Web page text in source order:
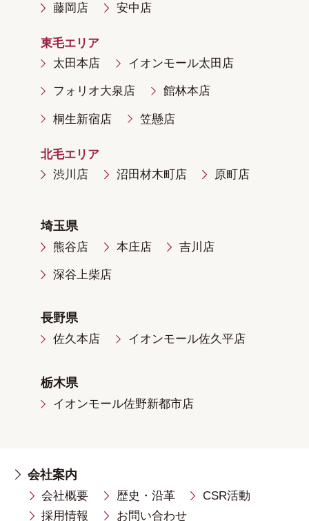
藤岡店 安中店
東毛エリア
太田本店
イオンモール太田店
フォリオ大泉店 館林本店
桐生新宿店 笠懸店
北毛エリア
渋川店
沼田材木町店 原町店
埼玉県
熊谷店 本庄店 吉川店
深谷上柴店
長野県
佐久本店 イオンモール佐久平店
栃木県
イオンモール佐野新都市店
会社案内
会社概要 歴史・沿革
CSR活動
採用情報
お問い合わせ